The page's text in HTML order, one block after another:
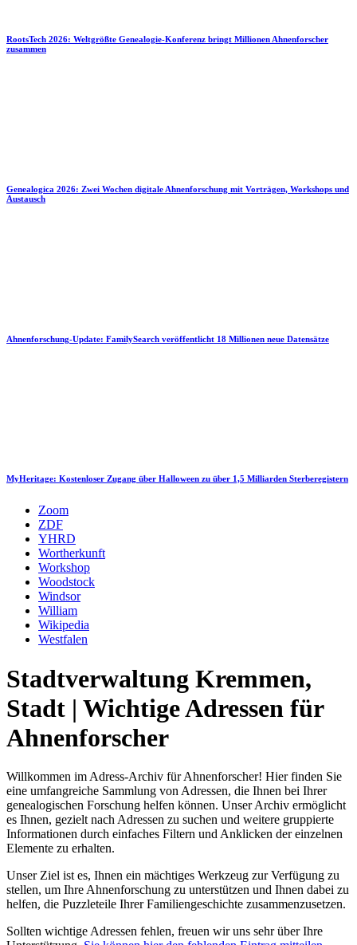
RootsTech 2026: Weltgrößte Genealogie-Konferenz bringt Millionen Ahnenforscher
zusammen
Genealogica 2026: Zwei Wochen digitale Ahnenforschung mit Vorträgen, Workshops und
Austausch
Ahnenforschung-Update: FamilySearch veröffentlicht 18 Millionen neue Datensätze
MyHeritage: Kostenloser Zugang über Halloween zu über 1,5 Milliarden Sterberegistern
Zoom
ZDF
YHRD
Wortherkunft
Workshop
Woodstock
Windsor
William
Wikipedia
Westfalen
Stadtverwaltung Kremmen,
Stadt | Wichtige Adressen für
Ahnenforscher
Willkommen im Adress-Archiv für Ahnenforscher! Hier finden Sie
eine umfangreiche Sammlung von Adressen, die Ihnen bei Ihrer
genealogischen Forschung helfen können. Unser Archiv ermöglicht
es Ihnen, gezielt nach Adressen zu suchen und weitere gruppierte
Informationen durch einfaches Filtern und Anklicken der einzelnen
Elemente zu erhalten.
Unser Ziel ist es, Ihnen ein mächtiges Werkzeug zur Verfügung zu
stellen, um Ihre Ahnenforschung zu unterstützen und Ihnen dabei zu
helfen, die Puzzleteile Ihrer Familiengeschichte zusammenzusetzen.
Sollten wichtige Adressen fehlen, freuen wir uns sehr über Ihre